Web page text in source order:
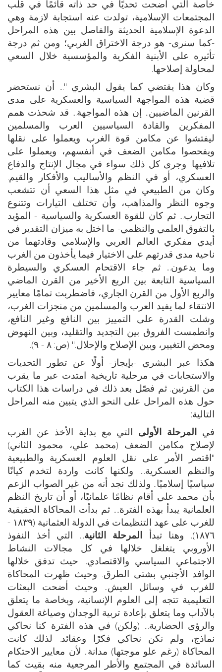
خاصة التي أضحت تحديًا في حد ذاته قائمًا في قلب
المجتمعات الإسلامية، تولدت عنه استجابة لازمة وهي
الدعوة الإسلامية الحديثة والفاصل بين هذه المراحل
-كما سنرى- هو درجة الاختراق الغربي؛ ومن ثم درجة
تأثيره على الأبنية الفكرية والمؤسسية خلال السعي
لمحاولة إصلاحها.
وكان هذا يقتضي كما يقول البشري "... أن نستحضر
قضية هذه المواجهة السياسية والعسكرية على مدى
القرنين الماضيين.. إن هذه المواجهة... قد شحذت همم
المفكرين والقادة السياسيين العرب والمسلمين
ليفتشوا عن مكامن قوة الغرب ويعملوا على نقلها
ويفحصوا مكامن الضعف في أنفسهم، ويعملوا على
تلافيها. وجرى كل ذلك سواء في مجال الإنتاج والدفاع
العسكري، أو في النظم والأساليب والأفكار والقيم.
وكان من الطبيعي في مثل هذا السعي أن تتشعب
وجوه النظر والمذاهب، وأن تختلف التيارات وتتنوع
التجارب... ثم كان للقوة العسكرية والسياسية - المؤيد
بالتفوق العلمي والنظمي- ما اختل به ميزان التقدير في
أيدي مفكري العالم العربي والإسلامي وقادتهما من
ناحية مدى قدرتهم على الاختيار فيما يأخذون من الغرب
وما يدعون... ثم جاء الاقتحام العسكري والسيطرة
السياسية التابعة بين الربع الأخير من القرن الماضي
والربع الأول من القرن الجاري، فاضطربت تمامًا معايير
الانتقاء لما يفيد العرب والمسلمين من منجزات الغرب،
وشلت القدرة على التمييز بين النافع وغير النافع،
وانطمست الفروق بين التجديد والتقليد، وبين النهوض
ومحض التغيير، وبين الإصلاح والإحلال." (ص: ٨ - ٩).
هكذا عبر البشري -بإيجاز- أولًا عن تطور التحديات
والاستجابات في مرحلية تاريخية امتدت عبر ما يقرب
من القرنين. ثم فصّل بعد ذلك في دراسات هذا الكتاب
حول هذه المراحل على النحو الذي يتبين منه المراحل
التالية:
في المرحلة الأولى التي مع بداية الأخذ عن الغرب
لإصلاح مكامن الضعف (محمد علي، محمود الثاني)
"اقتصر الأمر على نقل العلوم العسكرية والطبيعية
والنظم العسكرية.... ولكنها كانت واردة لتخدم كيانًا
سياسيًا إسلاميًا.. ولذلك نجد أنه من غير الصواب الزعم
بأن محمد علي أقام نظامًا علمانيًا، أو أن تاريخ النظم
العلمانية يبدأ بهذه الفترة.... ثم بدأت المحاكاة الحقيقية
للغرب على عهد التنظيمات في الدولة العثمانية (١٨٣٩ -
١٨٧٦). وهنا تبدأ
المرحلة الثانية... التي أخذ النفوذ
الأوروبي يتغلغل خلالها في كل مجالات النشاط
الاجتماعي السياسي والاقتصادي.. حيث تدفق خلالها
الوافد الأجنبي بشتى الطرق. وحيث ظهرت المحاكاة
للغرب في وسائل العيش.. وحيث أضحت البعثات
التعليمية تتجه إلى العلوم الإنسانية، وبخاصة ما يتعلق
بالآداب وما يتعلق بإعادة تربية الوجدان وصياغة العقول
والرؤى الحضارية... (ولكن) في هذه الفترة كنا نحاكي
نماذج، ولم نكن نحاكي فكرًا وعقائد. لذلك كانت
المحاكاة (رغم علو موجتها) مدانة.. لأن معايير الاحتكام
السائدة في المجتمع والأطر المرجعية منه بقيت كما